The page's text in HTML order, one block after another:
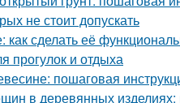
не стоит допускать
сделать её
прогулок и отдыха
пошаговая
в деревянных изделиях: